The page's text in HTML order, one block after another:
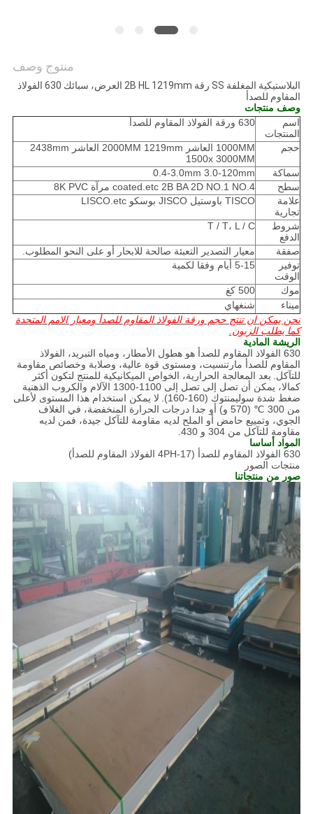
منتوج وصف
البلاستيكية المغلفة SS رقة 2B HL 1219mm العرض، سبائك 630 الفولاذ
المقاوم للصدأ
وصف منتجات
اسم
المنتجات
630 ورقة الفولاذ المقاوم للصدأ
حجم
1000MM العاشر 2000MM 1219mm العاشر 2438mm
1500x 3000MM
سماكة
0.4-3.0mm 3.0-120mm
سطح
coated.etc 2B BA 2D NO.1 NO.4 مرآة 8K PVC
علامة
تجارية
TISCO باوستيل JISCO بوسكو LISCO.etc
شروط
الدفع
T / T، L / C
صفقة
معيار التصدير التعبئة صالحة للابحار أو على النحو المطلوب.
توفير
الوقت
5-15 أيام وفقا لكمية
موك
500 كغ
ميناء
شنغهاي
نحن يمكن ان تنتج حجم ورقة الفولاذ المقاوم للصدأ ومعيار الامم المتحدة
كما يطلب الزبون.
الريشة المادية
630 الفولاذ المقاوم للصدأ هو هطول الأمطار، ومياه التبريد، الفولاذ
المقاوم للصدأ مارتنسيت، ومستوى قوة عالية، وصلابة وخصائص مقاومة
للتآكل. بعد المعالجة الحرارية، الخواص الميكانيكية للمنتج لتكون أكثر
كمالا، يمكن أن تصل إلى تصل إلى 1100-1300 الآلام والكروب الذهنية
ضغط شدة سوليمنتوك (160-160).
لا يمكن استخدام هذا المستوى لأعلى
من 300 ℃ (570 و) أو جدا درجات الحرارة المنخفضة، في الغلاف
الجوي، وتمييع حامض أو الملح لديه مقاومة للتآكل جيدة، فمن لديه
مقاومة للتآكل من 304 و 430.
المواد أساسا
630 الفولاذ المقاوم للصدأ (17-4PH الفولاذ المقاوم للصدأ)
منتجات الصور
صور من منتجاتنا